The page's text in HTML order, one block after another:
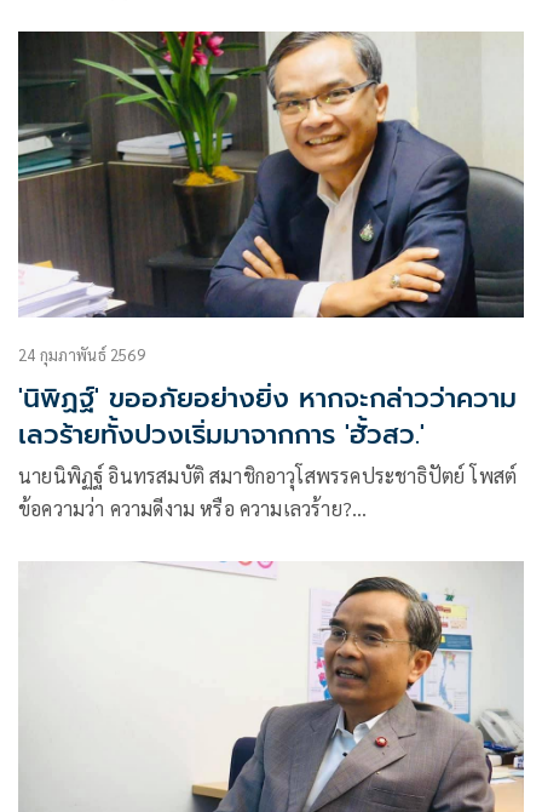
24 กุมภาพันธ์ 2569
'นิพิฏฐ์' ขออภัยอย่างยิ่ง หากจะกล่าวว่าความ
เลวร้ายทั้งปวงเริ่มมาจากการ 'ฮั้วสว.'
นายนิพิฏฐ์ อินทรสมบัติ สมาชิกอาวุโสพรรคประชาธิปัตย์ โพสต์
ข้อความว่า ความดีงาม หรือ ความเลวร้าย?